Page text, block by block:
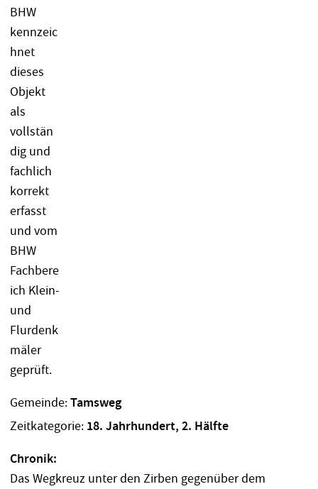
Gemeinde:Tamsweg
Zeitkategorie: 18. Jahrhundert, 2. Hälfte
Chronik:
Das Wegkreuz unter den Zirben gegenüber dem